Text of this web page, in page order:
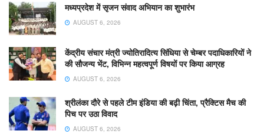
मध्यप्रदेश में सृजन संवाद अभियान का शुभारंभ
AUGUST 6, 2026
केंद्रीय संचार मंत्री ज्योतिरादित्य सिंधिया से चेम्बर पदाधिकारियों ने
की सौजन्य भेंट, विभिन्न महत्वपूर्ण विषयों पर किया आग्रह
AUGUST 6, 2026
श्रीलंका दौरे से पहले टीम इंडिया की बढ़ी चिंता, प्रैक्टिस मैच की
पिच पर उठा विवाद
AUGUST 6, 2026